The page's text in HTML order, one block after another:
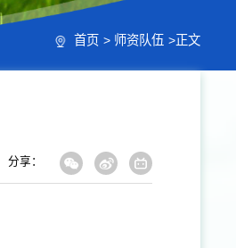
首页 > 师资队伍 >正文
分享：